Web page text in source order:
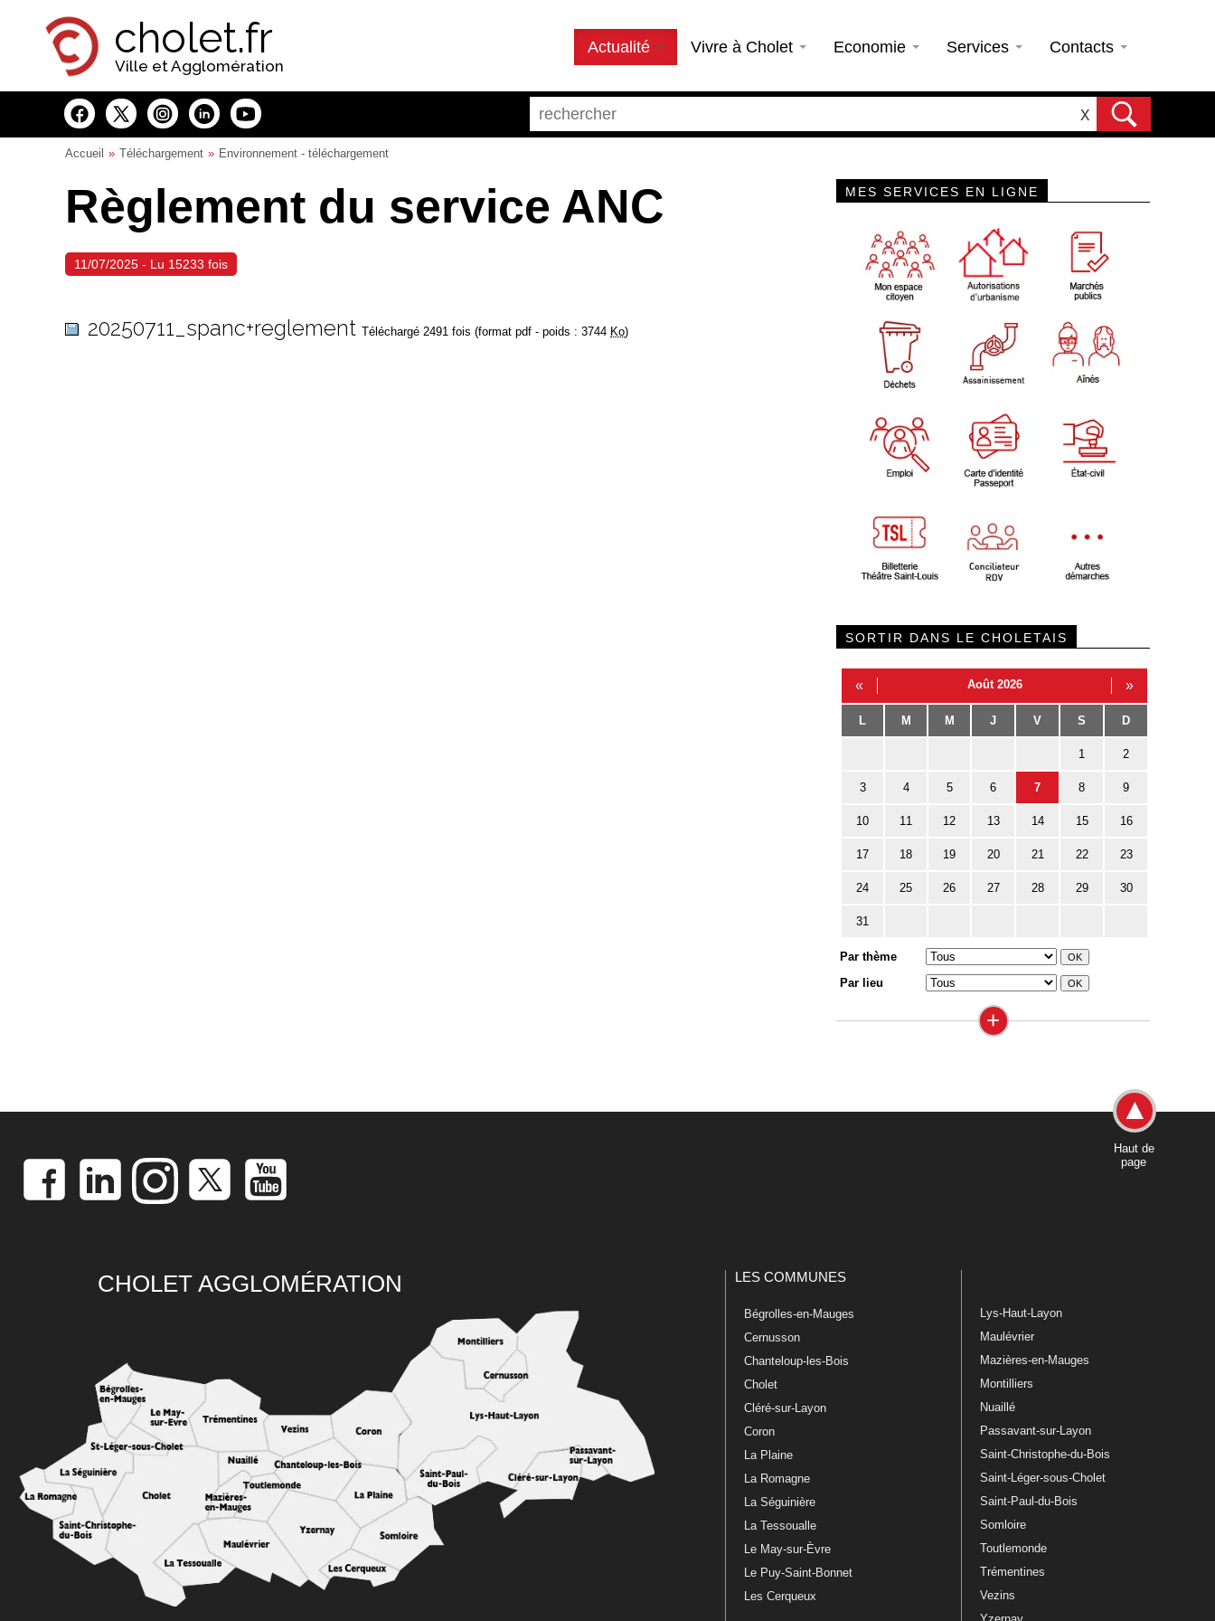
cholet.fr
Ville et Agglomération
Actualité Vivre à Cholet Economie Services Contacts
X
Accueil Téléchargement Environnement - téléchargement
Règlement du service ANC
11/07/2025 - Lu 15233 fois
20250711_spanc+reglement Téléchargé 2491 fois (format pdf - poids : 3744 Ko)
MES SERVICES EN LIGNE
SORTIR DANS LE CHOLETAIS
« Août 2026 »
L M M J V S D
1 2
3 4 5 6 7 8 9
10 11 12 13 14 15 16
17 18 19 20 21 22 23
24 25 26 27 28 29 30
31
Par thème
Par lieu
+
Haut de
page
CHOLET AGGLOMÉRATION LES COMMUNES
Bégrolles-en-Mauges
Cernusson
Chanteloup-les-Bois
Cholet
Cléré-sur-Layon
Coron
La Plaine
La Romagne
La Séguinière
La Tessoualle
Le May-sur-Èvre
Le Puy-Saint-Bonnet
Les Cerqueux
Lys-Haut-Layon
Maulévrier
Mazières-en-Mauges
Montilliers
Nuaillé
Passavant-sur-Layon
Saint-Christophe-du-Bois
Saint-Léger-sous-Cholet
Saint-Paul-du-Bois
Somloire
Toutlemonde
Trémentines
Vezins